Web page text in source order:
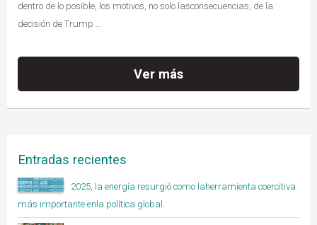
dentro de lo posible, los motivos, no solo lasconsecuencias, de la
decisión de Trump ...
Ver más
Entradas recientes
2025, la energía resurgió como laherramienta coercitiva
más importante enla política global.